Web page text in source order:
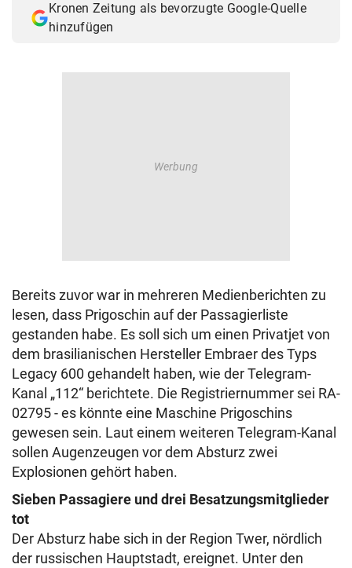
Kronen Zeitung als bevorzugte Google-Quelle
hinzufügen
Bereits zuvor war in mehreren Medienberichten zu
lesen, dass Prigoschin auf der Passagierliste
gestanden habe. Es soll sich um einen Privatjet von
dem brasilianischen Hersteller Embraer des Typs
Legacy 600 gehandelt haben, wie der Telegram-
Kanal „112“ berichtete. Die Registriernummer sei RA-
02795 - es könnte eine Maschine Prigoschins
gewesen sein. Laut einem weiteren Telegram-Kanal
sollen Augenzeugen vor dem Absturz zwei
Explosionen gehört haben.
Sieben Passagiere und drei Besatzungsmitglieder
tot
Der Absturz habe sich in der Region Twer, nördlich
der russischen Hauptstadt, ereignet. Unter den